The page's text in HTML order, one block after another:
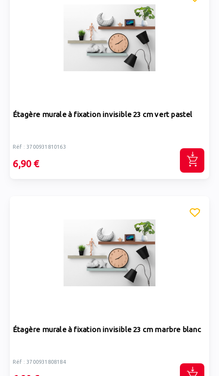
Étagère murale à fixation invisible 23 cm vert pastel
Réf : 3700931810163
6,90 €
Étagère murale à fixation invisible 23 cm marbre blanc
Réf : 3700931808184